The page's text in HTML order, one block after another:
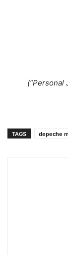
(“Personal
TAGS depeche